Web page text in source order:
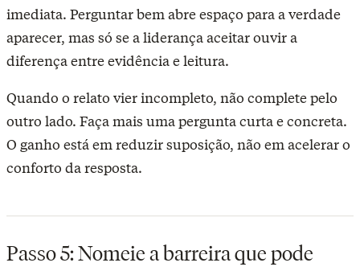
imediata. Perguntar bem abre espaço para a verdade
aparecer, mas só se a liderança aceitar ouvir a
diferença entre evidência e leitura.
Quando o relato vier incompleto, não complete pelo
outro lado. Faça mais uma pergunta curta e concreta.
O ganho está em reduzir suposição, não em acelerar o
conforto da resposta.
Passo 5: Nomeie a barreira que pode